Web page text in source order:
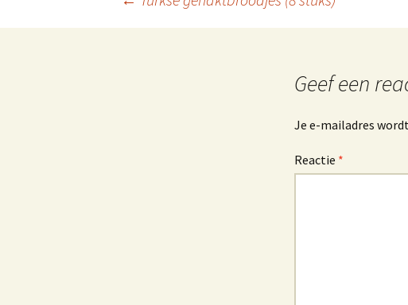
Berichtnavigatie
Geef een
Je e-mailadres
Reactie *